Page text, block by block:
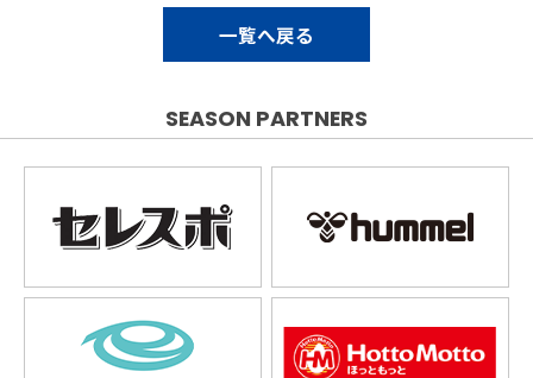
一覧へ戻る
SEASON PARTNERS